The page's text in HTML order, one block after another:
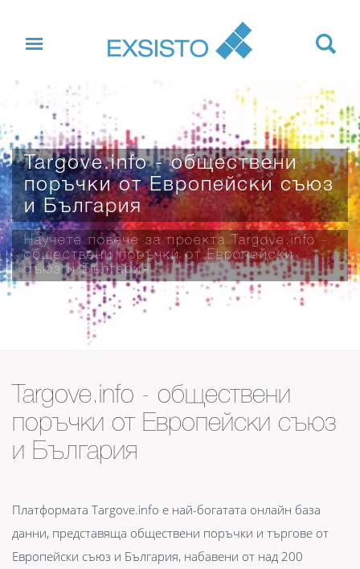
Targove.info - обществени
поръчки от Европейски съюз
и България
Научете повече за проекта Targove.info -
обществени поръчки от Европейски
съюз и България
Targove.info - обществени
поръчки от Европейски съюз
и България
Платформата Targove.info е най-богатата онлайн база
данни, представяща обществени поръчки и търгове от
Европейски съюз и България, набавени от над 200